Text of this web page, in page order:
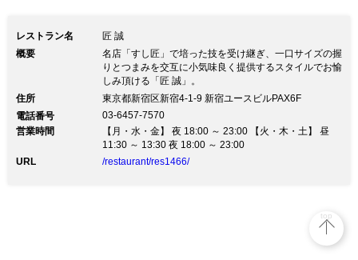
レストラン名
匠 誠
概要
名店「すし匠」で培った技を受け継ぎ、一口サイズの握
りとつまみを交互に小気味良く提供するスタイルでお愉
しみ頂ける「匠 誠」。
住所
東京都新宿区新宿4-1-9 新宿ユースビルPAX6F
電話番号
03-6457-7570
営業時間
【月・水・金】 夜 18:00 ～ 23:00 【火・木・土】 昼
11:30 ～ 13:30 夜 18:00 ～ 23:00
URL
/restaurant/res1466/
top